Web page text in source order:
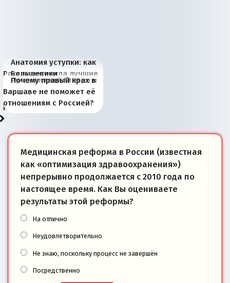
Анатомия уступки: как
Россия потеряла лучшие
рыбопромысловые
районы Баренцева
моря
Большевики
отличаются от «Яблока»
тем, что они -
победители
Киевская марионетка
Запада рассказала о
«переобувании» хозяев
В России назрели
перемены: 15 шагов к
суверенной экономике
Миграционный пожар
Европы
Россия начинает
сбрасывать балласт
Анкориджа
Россия зимой 1904
года: первые уступки во
внутренней политике
Русская нация вчера и
сегодня
Почему правый крах в
Варшаве не поможет её
отношениям с Россией?
Медицинская реформа в России (известная
как «оптимизация здравоохранения»)
непрерывно продолжается с 2010 года по
настоящее время. Как Вы оцениваете
результаты этой реформы?
На отлично
Неудовлетворительно
Не знаю, поскольку процесс не завершён
Посредственно